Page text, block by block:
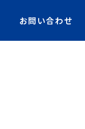
お問い合わせ